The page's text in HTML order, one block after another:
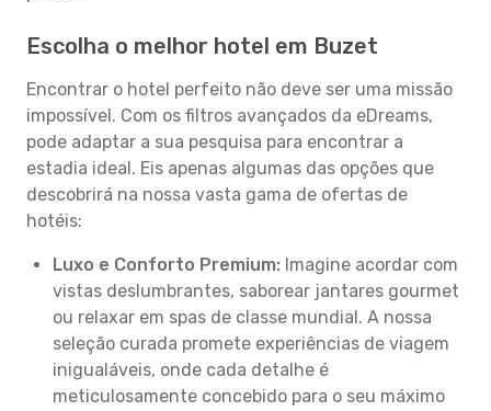
Escolha o melhor hotel em Buzet
Encontrar o hotel perfeito não deve ser uma missão
impossível. Com os filtros avançados da eDreams,
pode adaptar a sua pesquisa para encontrar a
estadia ideal. Eis apenas algumas das opções que
descobrirá na nossa vasta gama de ofertas de
hotéis:
Luxo e Conforto Premium: Imagine acordar com
vistas deslumbrantes, saborear jantares gourmet
ou relaxar em spas de classe mundial. A nossa
seleção curada promete experiências de viagem
inigualáveis, onde cada detalhe é
meticulosamente concebido para o seu máximo